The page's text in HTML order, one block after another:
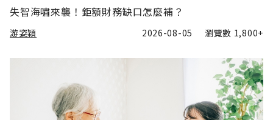
失智海嘯來襲！鉅額財務缺口怎麼補？
游姿穎 2026-08-05 瀏覽數 1,800+